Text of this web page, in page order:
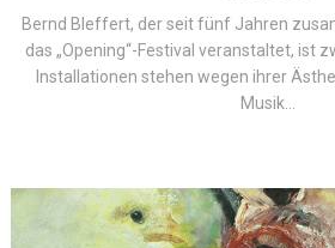
Bernd Bleffert, der seit fünf Jahren
das „Opening“-Festival veranstaltet, ist
Installationen stehen wegen ihrer
Musik...